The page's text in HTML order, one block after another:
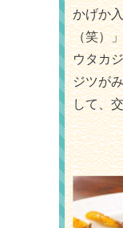
かげか
（笑）
ウタカ
ジツが
して、